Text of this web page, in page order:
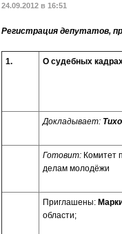
24.09.2012 в 16:51
Регистрация депутатов,
1. О судебных
Докладывает:
Готовит: Комитет
делам молодёжи
Приглашены:
области;